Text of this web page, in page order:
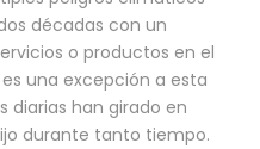
décadas con un
o productos en el
una excepción a esta
diarias han girado en
durante tanto tiempo.